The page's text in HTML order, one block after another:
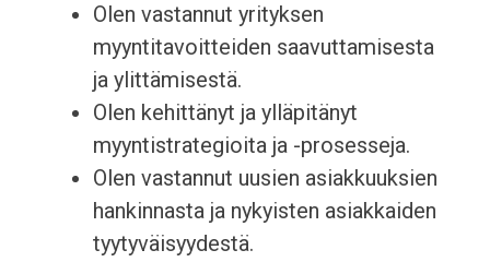
Olen vastannut yrityksen
myyntitavoitteiden saavuttamisesta
ja ylittämisestä.
Olen kehittänyt ja ylläpitänyt
myyntistrategioita ja -prosesseja.
Olen vastannut uusien asiakkuuksien
hankinnasta ja nykyisten asiakkaiden
tyytyväisyydestä.